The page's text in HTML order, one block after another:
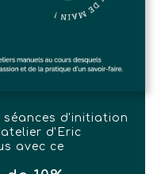
séances d'initiation
d'Eric
avec ce